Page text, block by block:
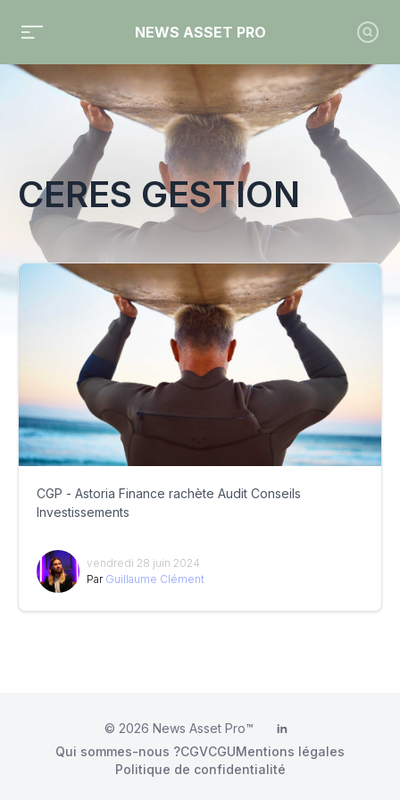
NEWS ASSET PRO
Toute l'actualité sur le tag "Ceres Gestion"
CERES GESTION
CGP - Astoria Finance rachète Audit Conseils
Investissements
vendredi 28 juin 2024
Par Guillaume Clément
© 2026 News Asset Pro™ LinkedIn
Qui sommes-nous ?CGVCGUMentions légales
Politique de confidentialité